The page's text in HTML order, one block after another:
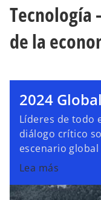
Tecnología
de la
2024
Líderes de todo
diálogo crítico
escenario global
Lea más